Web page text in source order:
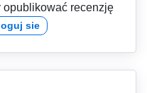
opublikować recenzję
sie